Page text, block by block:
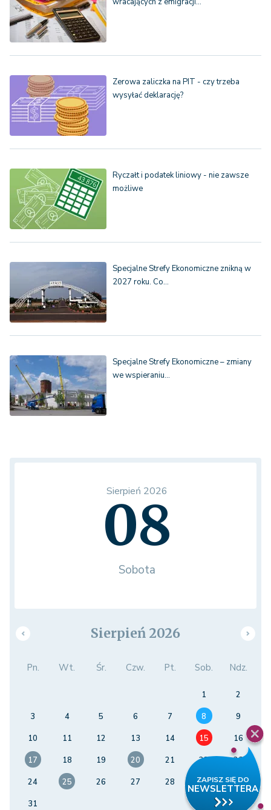
Zerowa zaliczka na PIT - czy trzeba
wysyłać deklarację?
Ryczałt i podatek liniowy - nie zawsze
możliwe
Specjalne Strefy Ekonomiczne znikną w
2027 roku. Co…
Specjalne Strefy Ekonomiczne – zmiany
we wspieraniu…
Sierpień 2026
08
Sobota
Sierpień 2026
Pn. Wt. Śr. Czw. Pt. Sob. Ndz.
1
2
3
4 5 6 7 8
9
10
11 12 13 14 15
16
17
18 19 20 21 22
23
24
25 26 27 28 29
30
31